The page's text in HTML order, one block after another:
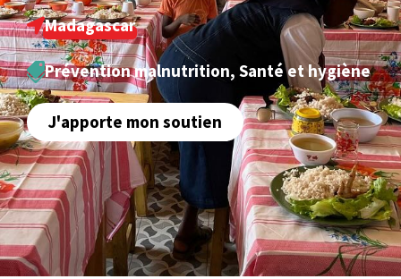
Madagascar
Prévention malnutrition, Santé et hygiène
J'apporte mon soutien